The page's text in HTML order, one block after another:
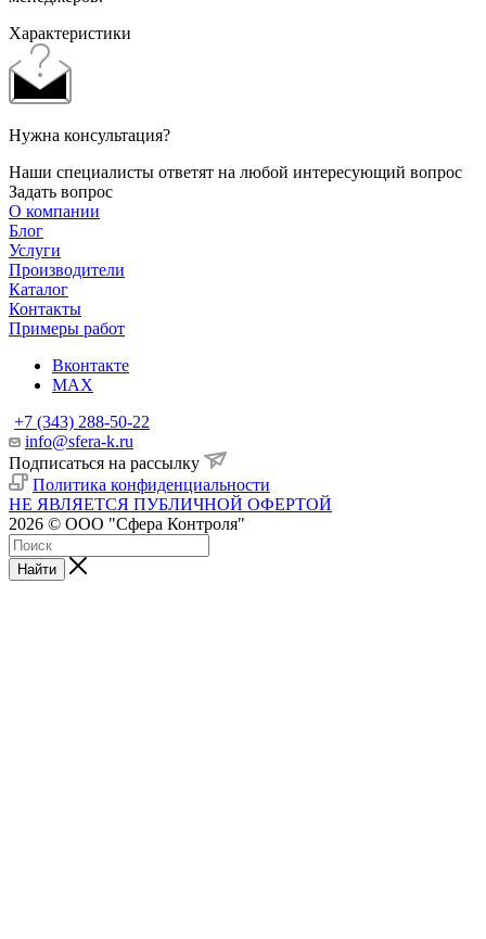
Характеристики
Нужна консультация?
Наши специалисты ответят на любой интересующий вопрос
Задать вопрос
О компании
Блог
Услуги
Производители
Каталог
Контакты
Примеры работ
Вконтакте
MAX
+7 (343) 288-50-22
info@sfera-k.ru
Подписаться на рассылку
Политика конфиденциальности
НЕ ЯВЛЯЕТСЯ ПУБЛИЧНОЙ ОФЕРТОЙ
2026 © ООО "Сфера Контроля"
Найти